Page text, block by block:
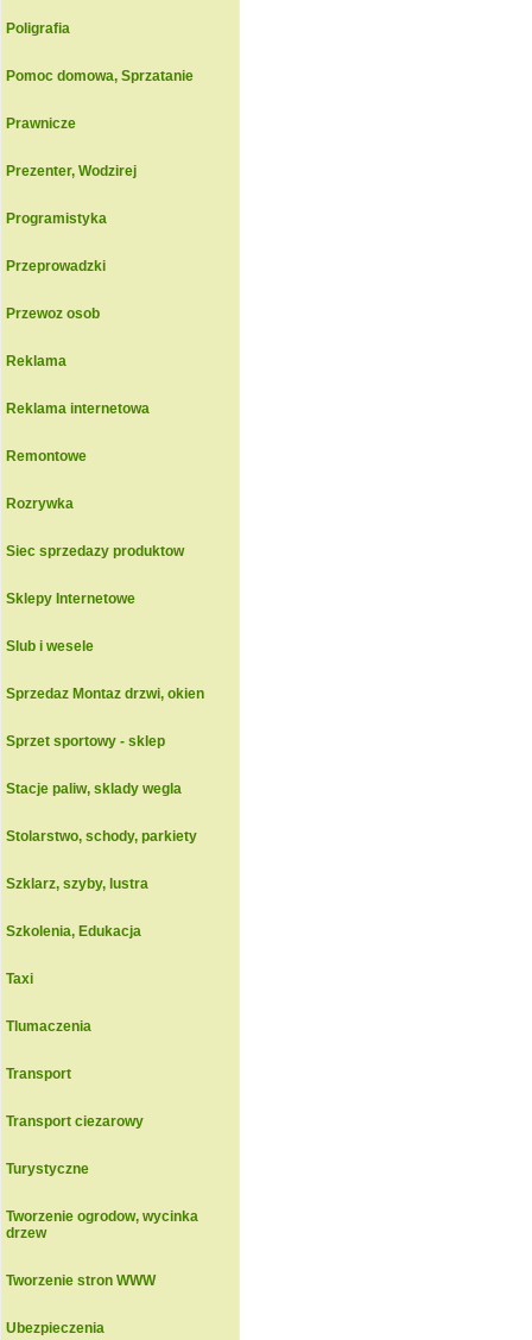
Poligrafia
Pomoc domowa, Sprzatanie
Prawnicze
Prezenter, Wodzirej
Programistyka
Przeprowadzki
Przewoz osob
Reklama
Reklama internetowa
Remontowe
Rozrywka
Siec sprzedazy produktow
Sklepy Internetowe
Slub i wesele
Sprzedaz Montaz drzwi, okien
Sprzet sportowy - sklep
Stacje paliw, sklady wegla
Stolarstwo, schody, parkiety
Szklarz, szyby, lustra
Szkolenia, Edukacja
Taxi
Tlumaczenia
Transport
Transport ciezarowy
Turystyczne
Tworzenie ogrodow, wycinka
drzew
Tworzenie stron WWW
Ubezpieczenia